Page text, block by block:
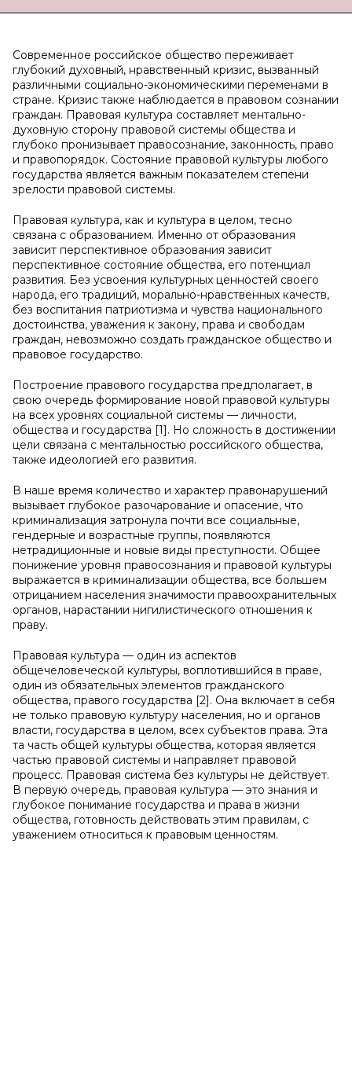
Современное российское общество переживает
глубокий духовный, нравственный кризис, вызванный
различными социально-экономическими переменами в
стране. Кризис также наблюдается в правовом сознании
граждан. Правовая культура составляет ментально-
духовную сторону правовой системы общества и
глубоко пронизывает правосознание, законность, право
и правопорядок. Состояние правовой культуры любого
государства является важным показателем степени
зрелости правовой системы.
Правовая культура, как и культура в целом, тесно
связана с образованием. Именно от образования
зависит перспективное образования зависит
перспективное состояние общества, его потенциал
развития. Без усвоения культурных ценностей своего
народа, его традиций, морально-нравственных качеств,
без воспитания патриотизма и чувства национального
достоинства, уважения к закону, права и свободам
граждан, невозможно создать гражданское общество и
правовое государство.
Построение правового государства предполагает, в
свою очередь формирование новой правовой культуры
на всех уровнях социальной системы — личности,
общества и государства [1]. Но сложность в достижении
цели связана с ментальностью российского общества,
также идеологией его развития.
В наше время количество и характер правонарушений
вызывает глубокое разочарование и опасение, что
криминализация затронула почти все социальные,
гендерные и возрастные группы, появляются
нетрадиционные и новые виды преступности. Общее
понижение уровня правосознания и правовой культуры
выражается в криминализации общества, все большем
отрицанием населения значимости правоохранительных
органов, нарастании нигилистического отношения к
праву.
Правовая культура — один из аспектов
общечеловеческой культуры, воплотившийся в праве,
один из обязательных элементов гражданского
общества, правого государства [2]. Она включает в себя
не только правовую культуру населения, но и органов
власти, государства в целом, всех субъектов права. Эта
та часть общей культуры общества, которая является
частью правовой системы и направляет правовой
процесс. Правовая система без культуры не действует.
В первую очередь, правовая культура — это знания и
глубокое понимание государства и права в жизни
общества, готовность действовать этим правилам, с
уважением относиться к правовым ценностям.